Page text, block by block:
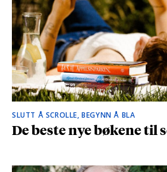
SLUTT Å SCROLLE, BEGYNN Å BLA
De beste nye bøkene til